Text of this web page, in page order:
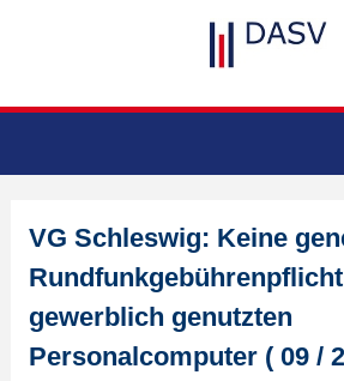
VG Schleswig: Keine
gewerblich genutzten
Personalcomputer ( 09 /